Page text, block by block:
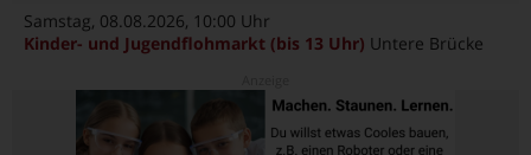
Samstag, 08.08.2026, 10:00 Uhr
Kinder- und Jugendflohmarkt (bis 13 Uhr) Untere Brücke